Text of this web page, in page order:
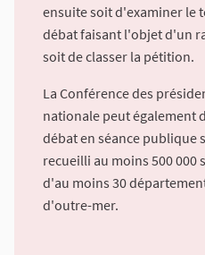
ensuite soit d'examiner le
débat faisant l'objet d'un
soit de classer la pétition.
La Conférence des
nationale peut également
débat en séance publique
recueilli au moins 500 000
d'au moins 30
d'outre-mer.